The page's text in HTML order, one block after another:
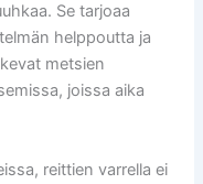
Se tarjoaa
helppoutta ja
metsien
joissa aika
reittien varrella ei